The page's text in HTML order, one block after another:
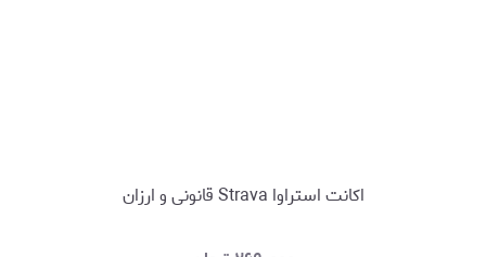
اکانت استراوا Strava قانونی و ارزان